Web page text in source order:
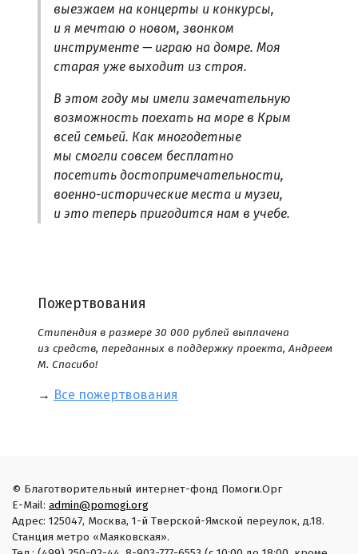
выезжаем на концерты и конкурсы,
и я мечтаю о новом, звонком
инструменте — играю на домре. Моя
старая уже выходит из строя.
В этом году мы имели замечательную
возможность поехать на море в Крым
всей семьей. Как многодетные
мы смогли совсем бесплатно
посетить достопримечательности,
военно-исторические места и музеи,
и это теперь пригодится нам в учебе.
Пожертвования
Стипендия в размере 30 000 рублей выплачена
из средств, переданных в поддержку проекта, Андреем
М. Спасибо!
→ Все пожертвования
© Благотворительный интернет-фонд Помоги.Орг
E-Mail: admin@pomogi.org
Адрес: 125047, Москва, 1-й Тверской-Ямской переулок, д.18.
Станция метро «Маяковская».